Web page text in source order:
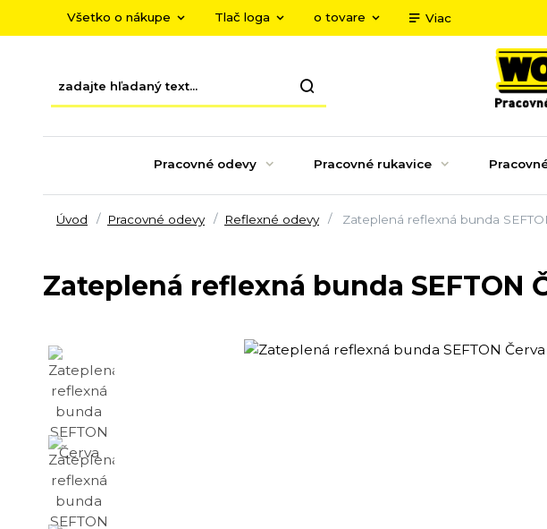
Všetko o nákupe Tlač loga o tovare Viac
Pracovné odevy Pracovné rukavice
Úvod Pracovné odevy Reflexné odevy Zateplená reflexná bunda
Zateplená reflexná bunda SEFTON